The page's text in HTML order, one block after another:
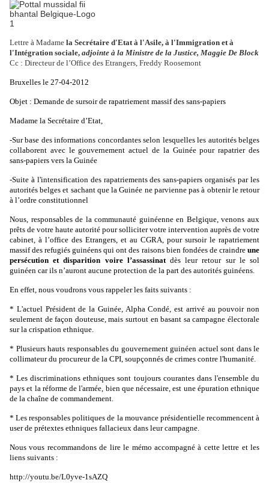
Lettre à Madame la Secrétaire d'Etat à l'Asile, à l'Immigration et à
l'Intégration sociale, adjointe à la Ministre de la Justice, Maggie De Block
Cc : Directeur de l’Office des Etrangers, Freddy Roosemont
Bruxelles le 27-04-2012
Objet : Demande de sursoir de rapatriement massif des sans-papiers
Madame la Secrétaire d’Etat,
-Sur base des informations concordantes selon lesquelles les autorités belges
collaborent avec le gouvernement actuel de la Guinée pour rapatrier des
sans-papiers vers la Guinée
-Suite à l'intensification des rapatriements des sans-papiers organisés par les
autorités belges et sachant que la Guinée ne parvienne pas à obtenir le retour
à l’ordre constitutionnel
Nous, responsables de la communauté guinéenne en Belgique, venons aux
prêts de votre haute autorité pour solliciter votre intervention auprès de votre
cabinet, à l’office des Etrangers, et au CGRA, pour sursoir le rapatriement
massif des refugiés guinéens qui ont des raisons bien fondées de craindre une
persécution et disparition voire l’assassinatdès leur retour sur le sol
guinéen car ils n’auront aucune protection de la part des autorités guinéens.
En effet, nous voudrons vous rappeler les faits suivants :
* L'actuel Président de la Guinée, Alpha Condé, est arrivé au pouvoir non
seulement de façon douteuse, mais surtout en basant sa campagne électorale
sur la crispation ethnique.
* Plusieurs hauts responsables du gouvernement guinéen actuel sont dans le
collimateur du procureur de la CPI, soupçonnés de crimes contre l'humanité.
* Les discriminations ethniques sont toujours courantes dans l'ensemble du
pays et la réforme de l'armée, bien que nécessaire, est une épuration ethnique
de la chaîne de commandement.
* Les responsables politiques de la mouvance présidentielle recommencent à
user de prétextes ethniques fallacieux dans leur campagne.
Nous vous recommandons de lire le mémo accompagné à cette lettre et les
liens suivants :
http://youtu.be/L0yve-1sAZQ